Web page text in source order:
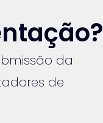
da
de